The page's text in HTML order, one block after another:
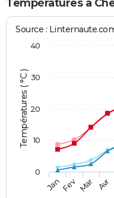
Températures à
Températures ( °C )
Source :
JanFev Mar Avr
0
10
20
30
40